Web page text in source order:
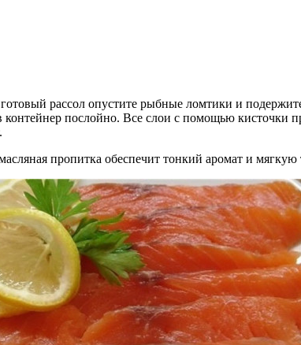
рассол опустите рыбные ломтики и
послойно. Все слои с помощью кисточки
пропитка обеспечит тонкий аромат и мягкую